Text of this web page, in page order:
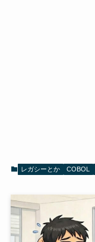
レガシーとか COBOL